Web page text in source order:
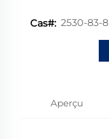
Cas#: 2530-83-8
Aperçu